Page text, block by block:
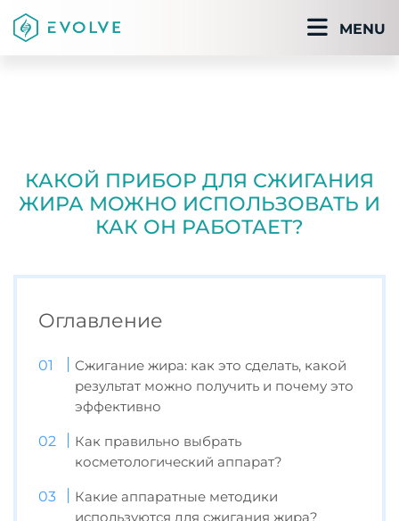
MENU
КАКОЙ ПРИБОР ДЛЯ СЖИГАНИЯ
ЖИРА МОЖНО ИСПОЛЬЗОВАТЬ И
КАК ОН РАБОТАЕТ?
Оглавление
Сжигание жира: как это сделать, какой
результат можно получить и почему это
эффективно
Как правильно выбрать
косметологический аппарат?
Какие аппаратные методики
используются для сжигания жира?